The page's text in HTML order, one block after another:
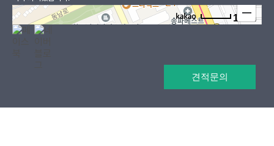
견적문의
100m